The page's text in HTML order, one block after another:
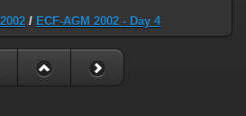
/ ECF-AGM 2002 - Day 4